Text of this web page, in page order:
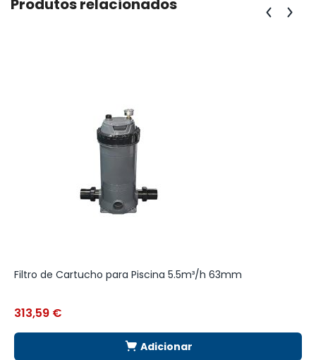
Produtos relacionados
Filtro de Cartucho para Piscina 5.5m³/h 63mm
313,59 €
Adicionar